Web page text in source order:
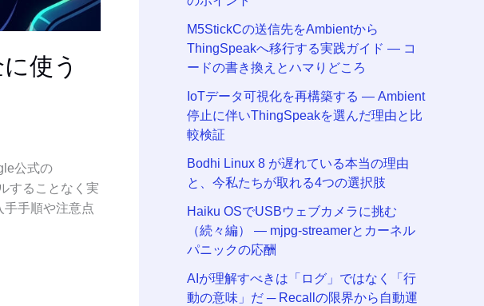
使う
公式の
することなく実
手順や注意点
M5StickCの送信先をAmbientから
ThingSpeakへ移行する実践ガイド ― コ
ードの書き換えとハマりどころ
IoTデータ可視化を再構築する ― Ambient
停止に伴いThingSpeakを選んだ理由と比
較検証
Bodhi Linux 8 が遅れている本当の理由
と、今私たちが取れる4つの選択肢
Haiku OSでUSBウェブカメラに挑む
（続々編） — mjpg-streamerとカーネル
パニックの応酬
AIが理解すべきは「ログ」ではなく「行
動の意味」だ ─ Recallの限界から自動運